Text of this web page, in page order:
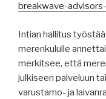
breakwave-
Intian hallitus
merenkululle
merkitsee, että
julkiseen palveluun
varustamo- ja